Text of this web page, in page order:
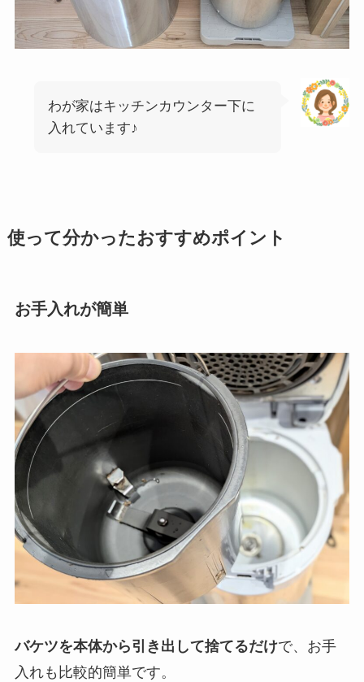
わが家はキッチンカウンター下に
入れています♪
使って分かったおすすめポイント
お手入れが簡単
バケツを本体から引き出して捨てるだけで、お手
入れも比較的簡単です。